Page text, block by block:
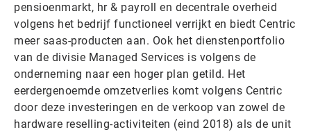
pensioenmarkt, hr & payroll en decentrale overheid
volgens het bedrijf functioneel verrijkt en biedt Centric
meer saas-producten aan. Ook het dienstenportfolio
van de divisie Managed Services is volgens de
onderneming naar een hoger plan getild. Het
eerdergenoemde omzetverlies komt volgens Centric
door deze investeringen en de verkoop van zowel de
hardware reselling-activiteiten (eind 2018) als de unit